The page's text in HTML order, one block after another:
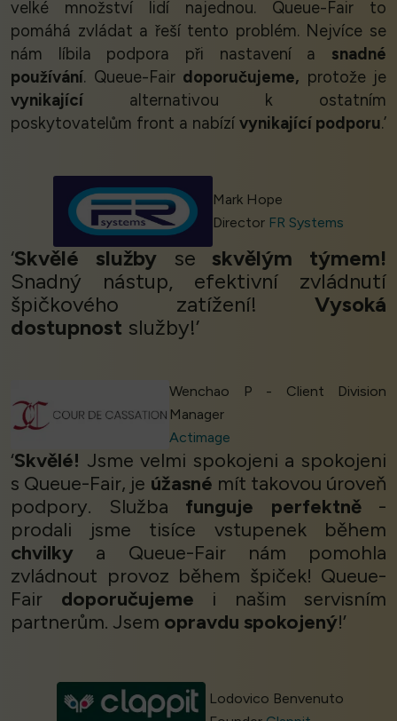
velké množství lidí najednou. Queue-Fair to
pomáhá zvládat a řeší tento problém. Nejvíce se
nám líbila podpora při nastavení a snadné
používání. Queue-Fair doporučujeme, protože je
vynikající alternativou k ostatním
poskytovatelům front a nabízí vynikající podporu.’
Mark Hope
Director FR Systems
‘Skvělé službyseskvělým týmem!
Snadný nástup, efektivní zvládnutí
špičkového zatížení! Vysoká
dostupnost služby!’
Wenchao P - Client Division
Manager
Actimage
‘Skvělé! Jsme velmi spokojeni a spokojeni
s Queue-Fair, je úžasné mít takovou úroveň
podpory. Služba funguje perfektně-
prodali jsme tisíce vstupenek během
chvilky a Queue-Fair nám pomohla
zvládnout provoz během špiček! Queue-
Fair doporučujeme i našim servisním
partnerům. Jsem opravdu spokojený!’
Lodovico Benvenuto